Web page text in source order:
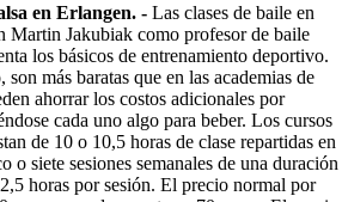
en Erlangen. -Las clases de baile en
Martin Jakubiak como profesor de baile
los básicos de entrenamiento deportivo.
son más baratas que en las academias de
ahorrar los costos adicionales por
cada uno algo para beber. Los cursos
de 10 o 10,5 horas de clase repartidas en
o siete sesiones semanales de una duración
horas por sesión. El precio normal por